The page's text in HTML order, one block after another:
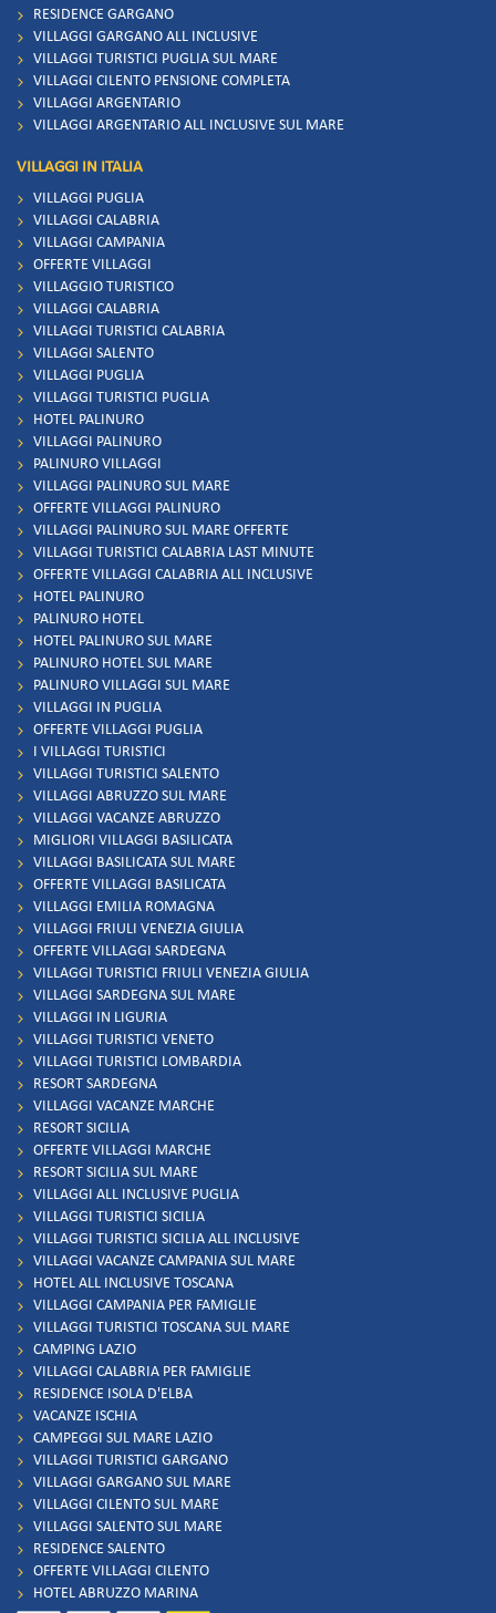
RESIDENCE GARGANO
VILLAGGI GARGANO ALL INCLUSIVE
VILLAGGI TURISTICI PUGLIA SUL MARE
VILLAGGI CILENTO PENSIONE COMPLETA
VILLAGGI ARGENTARIO
VILLAGGI ARGENTARIO ALL INCLUSIVE SUL MARE
VILLAGGI IN ITALIA
VILLAGGI PUGLIA
VILLAGGI CALABRIA
VILLAGGI CAMPANIA
OFFERTE VILLAGGI
VILLAGGIO TURISTICO
VILLAGGI CALABRIA
VILLAGGI TURISTICI CALABRIA
VILLAGGI SALENTO
VILLAGGI PUGLIA
VILLAGGI TURISTICI PUGLIA
HOTEL PALINURO
VILLAGGI PALINURO
PALINURO VILLAGGI
VILLAGGI PALINURO SUL MARE
OFFERTE VILLAGGI PALINURO
VILLAGGI PALINURO SUL MARE OFFERTE
VILLAGGI TURISTICI CALABRIA LAST MINUTE
OFFERTE VILLAGGI CALABRIA ALL INCLUSIVE
HOTEL PALINURO
PALINURO HOTEL
HOTEL PALINURO SUL MARE
PALINURO HOTEL SUL MARE
PALINURO VILLAGGI SUL MARE
VILLAGGI IN PUGLIA
OFFERTE VILLAGGI PUGLIA
I VILLAGGI TURISTICI
VILLAGGI TURISTICI SALENTO
VILLAGGI ABRUZZO SUL MARE
VILLAGGI VACANZE ABRUZZO
MIGLIORI VILLAGGI BASILICATA
VILLAGGI BASILICATA SUL MARE
OFFERTE VILLAGGI BASILICATA
VILLAGGI EMILIA ROMAGNA
VILLAGGI FRIULI VENEZIA GIULIA
OFFERTE VILLAGGI SARDEGNA
VILLAGGI TURISTICI FRIULI VENEZIA GIULIA
VILLAGGI SARDEGNA SUL MARE
VILLAGGI IN LIGURIA
VILLAGGI TURISTICI VENETO
VILLAGGI TURISTICI LOMBARDIA
RESORT SARDEGNA
VILLAGGI VACANZE MARCHE
RESORT SICILIA
OFFERTE VILLAGGI MARCHE
RESORT SICILIA SUL MARE
VILLAGGI ALL INCLUSIVE PUGLIA
VILLAGGI TURISTICI SICILIA
VILLAGGI TURISTICI SICILIA ALL INCLUSIVE
VILLAGGI VACANZE CAMPANIA SUL MARE
HOTEL ALL INCLUSIVE TOSCANA
VILLAGGI CAMPANIA PER FAMIGLIE
VILLAGGI TURISTICI TOSCANA SUL MARE
CAMPING LAZIO
VILLAGGI CALABRIA PER FAMIGLIE
RESIDENCE ISOLA D'ELBA
VACANZE ISCHIA
CAMPEGGI SUL MARE LAZIO
VILLAGGI TURISTICI GARGANO
VILLAGGI GARGANO SUL MARE
VILLAGGI CILENTO SUL MARE
VILLAGGI SALENTO SUL MARE
RESIDENCE SALENTO
OFFERTE VILLAGGI CILENTO
HOTEL ABRUZZO MARINA